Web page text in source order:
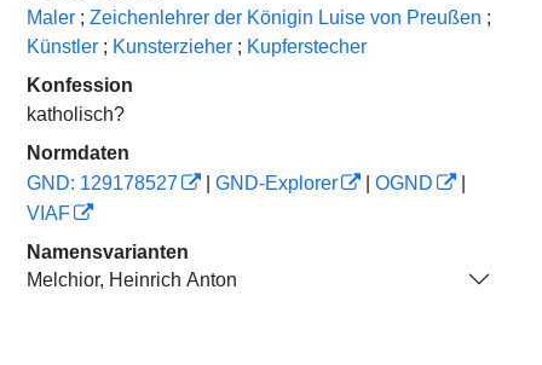
Maler ; Zeichenlehrer der Königin Luise von Preußen ;
Künstler ; Kunsterzieher ; Kupferstecher
Konfession
katholisch?
Normdaten
GND: 129178527
GND-Explorer OGND
VIAF
Namensvarianten
Melchior, Heinrich Anton